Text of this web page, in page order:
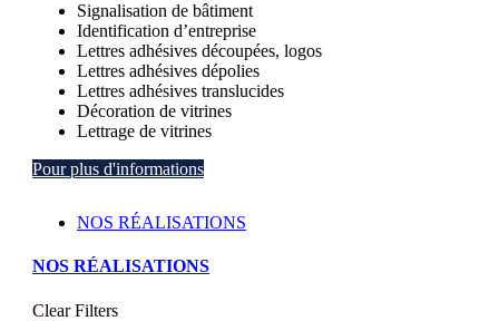
Signalisation de bâtiment
Identification d’entreprise
Lettres adhésives découpées, logos
Lettres adhésives dépolies
Lettres adhésives translucides
Décoration de vitrines
Lettrage de vitrines
Pour plus d'informations
NOS RÉALISATIONS
NOS RÉALISATIONS
Clear Filters